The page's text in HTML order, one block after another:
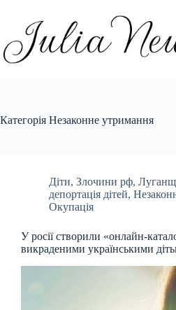
вмісту
Категорія Незаконне утримання
Діти, Злочини рф,
депортація дітей,
Окупація
У росії створили «онлайн-
викраденими українськими